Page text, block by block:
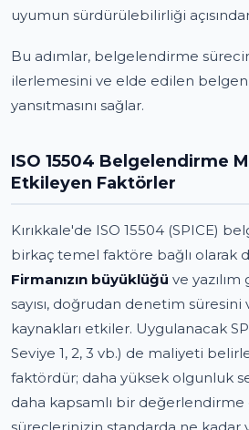
uyumun sürdürülebilirliği
Bu adımlar, belgelendirme
ilerlemesini ve elde edilen
yansıtmasını sağlar.
ISO 15504 Belgelendirme
Etkileyen Faktörler
Kırıkkale'de ISO 15504 (SPICE)
birkaç temel faktöre bağlı olarak
Firmanızın büyüklüğü ve
sayısı, doğrudan denetim
kaynakları etkiler. Uygulanacak
Seviye 1, 2, 3 vb.) de maliyeti
faktördür; daha yüksek olgunluk
daha kapsamlı bir